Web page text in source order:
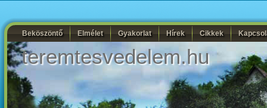
Beköszöntő Elmélet Gyakorlat Hírek Cikkek
teremtesvedelem.hu